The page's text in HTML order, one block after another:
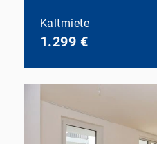
Kaltmiete
1.299 €